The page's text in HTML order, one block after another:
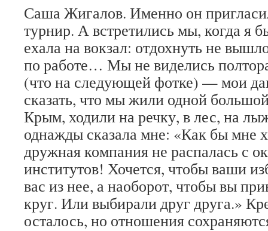
Саша Жигалов. Именно он
турнир. А встретились мы, когда я
ехала на вокзал: отдохнуть не
по работе… Мы не виделись
(что на следующей фотке) — мои
сказать, что мы жили одной
Крым, ходили на речку, в лес, на
однажды сказала мне: «Как бы мне
дружная компания не распалась с
институтов! Хочется, чтобы ваши
вас из нее, а наоборот, чтобы вы
круг. Или выбирали друг друга.»
осталось, но отношения